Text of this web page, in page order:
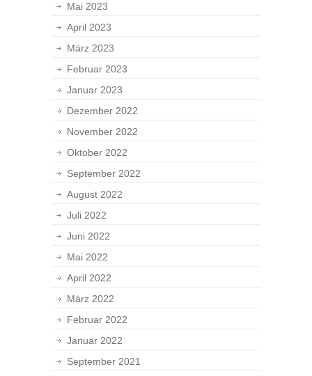
Mai 2023
April 2023
März 2023
Februar 2023
Januar 2023
Dezember 2022
November 2022
Oktober 2022
September 2022
August 2022
Juli 2022
Juni 2022
Mai 2022
April 2022
März 2022
Februar 2022
Januar 2022
September 2021